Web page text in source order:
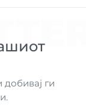
добивај ги